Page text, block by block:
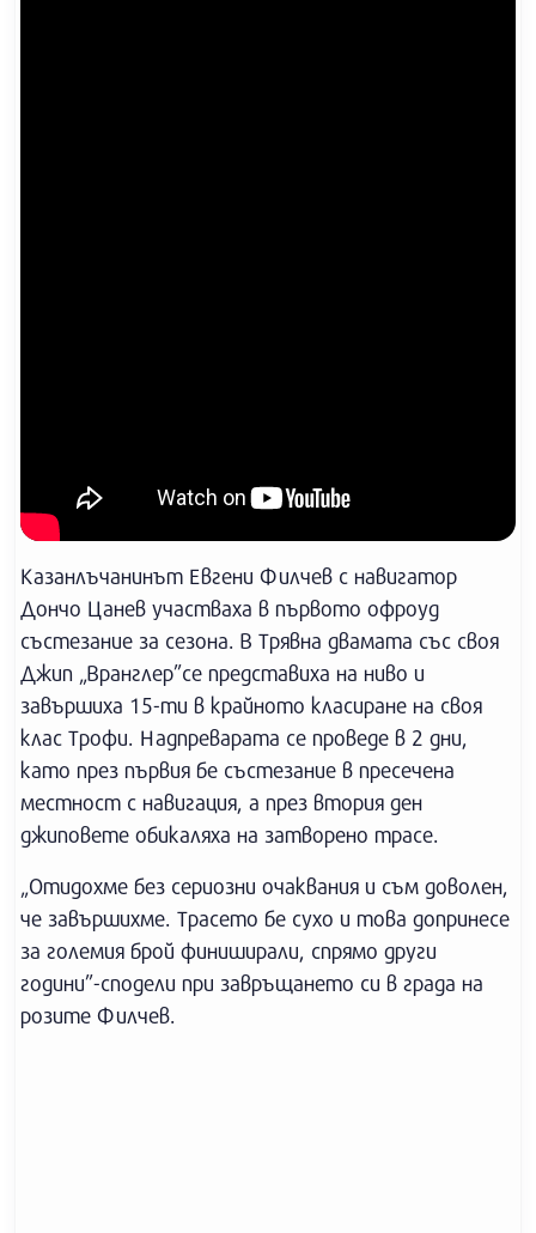
Казанлъчанинът Евгени Филчев с навигатор
Дончо Цанев участваха в първото офроуд
състезание за сезона. В Трявна двамата със своя
Джип „Вранглер”се представиха на ниво и
завършиха 15-ти в крайното класиране на своя
клас Трофи. Надпреварата се проведе в 2 дни,
като през първия бе състезание в пресечена
местност с навигация, а през втория ден
джиповете обикаляха на затворено трасе.
„Отидохме без сериозни очаквания и съм доволен,
че завършихме. Трасето бе сухо и това допринесе
за големия брой финиширали, спрямо други
години”-сподели при завръщането си в града на
розите Филчев.